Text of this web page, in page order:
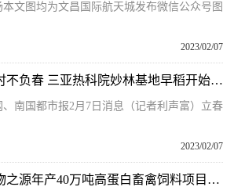
文图均为文昌国际航天城发布微信公众号图
2023/02/07
全球视点！不负农时不负春 三亚热科院妙林基地早稻开始插秧
南国都市报2月7日消息（记者利声富）立春
2023/02/07
天天看热讯：洋浦物之源年产40万吨高蛋白畜禽饲料项目即将试产